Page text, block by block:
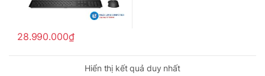
28.990.000₫
Sản phẩm này có nhiều biến thể. Các tùy chọn có thể được
Hiển thị kết quả duy nhất